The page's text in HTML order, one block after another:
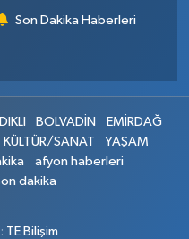
Son Dakika Haberleri
BOLVADİN
EMİRDAĞ
KÜLTÜR/SANAT
YAŞAM
afyon haberleri
dakika
TE Bilişim